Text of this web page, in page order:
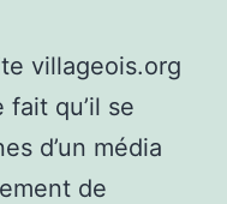
villageois.org
qu’il se
d’un média
de